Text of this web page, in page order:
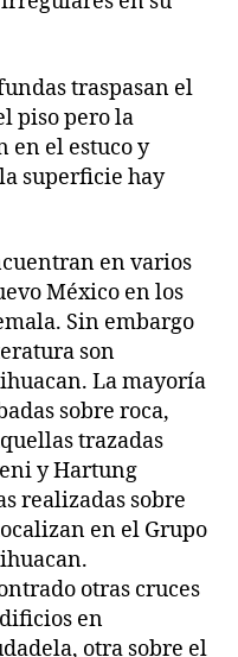
traspasan el
piso pero la
en el estuco y
superficie hay
en varios
México en los
Sin embargo
son
La mayoría
sobre roca,
trazadas
y Hartung
realizadas sobre
en el Grupo
otras cruces
en
otra sobre el